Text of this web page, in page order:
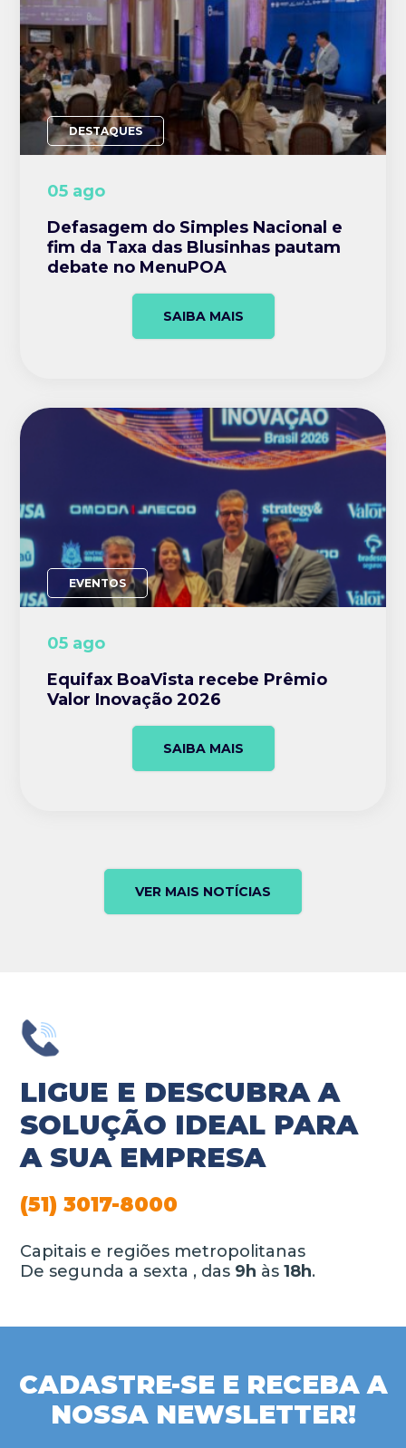
DESTAQUES
05 ago
Defasagem do Simples Nacional e
fim da Taxa das Blusinhas pautam
debate no MenuPOA
SAIBA MAIS
EVENTOS
05 ago
Equifax BoaVista recebe Prêmio
Valor Inovação 2026
SAIBA MAIS
VER MAIS NOTÍCIAS
LIGUE E DESCUBRA A
SOLUÇÃO IDEAL PARA
A SUA EMPRESA
(51) 3017-8000
Capitais e regiões metropolitanas
De segunda a sexta , das 9h às18h.
CADASTRE-SE E RECEBA A
NOSSA NEWSLETTER!